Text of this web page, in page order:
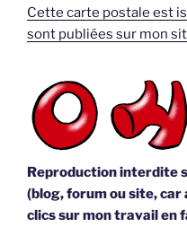
Cette carte postale est
sont publiées sur mon
Reproduction interdite
(blog, forum ou site, car
clics sur mon travail en